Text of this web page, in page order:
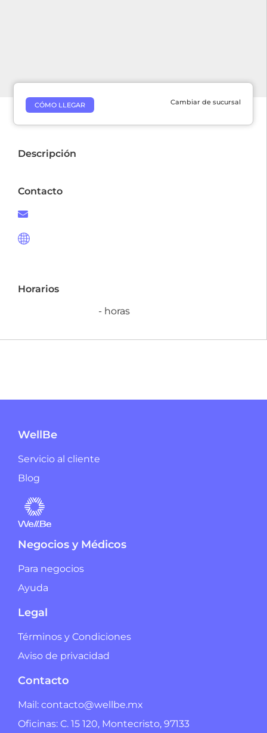
CÓMO LLEGAR Cambiar de sucursal
Descripción
Contacto
Horarios
- horas
WellBe
Servicio al cliente
Blog
Negocios y Médicos
Para negocios
Ayuda
Legal
Términos y Condiciones
Aviso de privacidad
Contacto
Mail: contacto@wellbe.mx
Oficinas: C. 15 120, Montecristo, 97133